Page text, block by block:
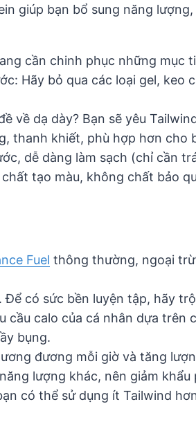
giúp bạn bổ sung năng
cần chinh phục những mục
Hãy bỏ qua các loại gel,
về dạ dày? Bạn sẽ yêu
thanh khiết, phù hợp hơn cho
dễ dàng làm sạch (chỉ cần
tạo màu, không chất bảo
Fuel thông thường, ngoại
có sức bền luyện tập, hãy
calo của cá nhân dựa
bụng.
đương mỗi giờ và tăng
lượng khác, nên giảm
có thể sử dụng ít Tailwind